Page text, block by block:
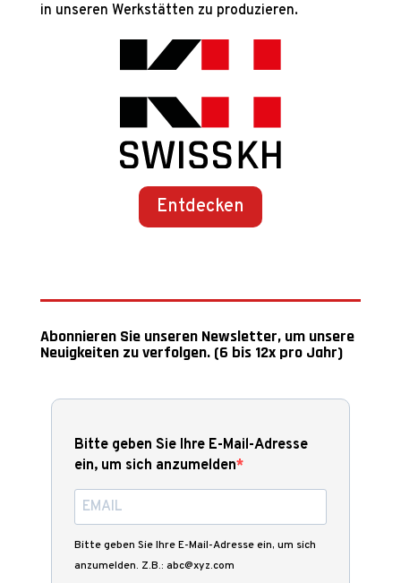
in unseren Werkstätten zu produzieren.
Entdecken
Abonnieren Sie unseren Newsletter, um unsere
Neuigkeiten zu verfolgen. (6 bis 12x pro Jahr)
Bitte geben Sie Ihre E-Mail-Adresse
ein, um sich anzumelden
Bitte geben Sie Ihre E-Mail-Adresse ein, um sich
anzumelden. Z.B.: abc@xyz.com